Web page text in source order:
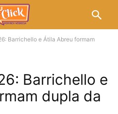
Barrichello e Átila Abreu formam
Barrichello e
dupla da